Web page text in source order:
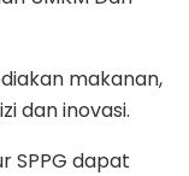
makanan,
dan inovasi.
SPPG dapat